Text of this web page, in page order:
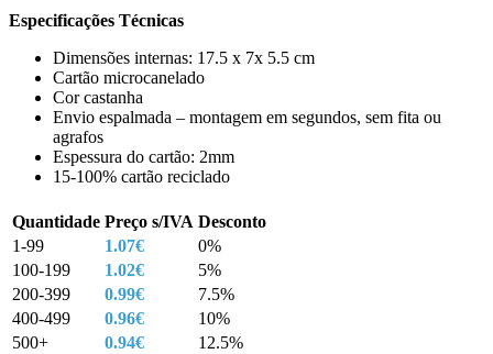
Especificações Técnicas
Dimensões internas: 17.5 x 7x 5.5 cm
Cartão microcanelado
Cor castanha
Envio espalmada – montagem em segundos, sem fita ou
agrafos
Espessura do cartão: 2mm
15-100% cartão reciclado
Quantidade Preço s/IVA Desconto
1-99
1.07€
0%
100-199
1.02€
5%
200-399
0.99€
7.5%
400-499
0.96€
10%
500+
0.94€ 12.5%